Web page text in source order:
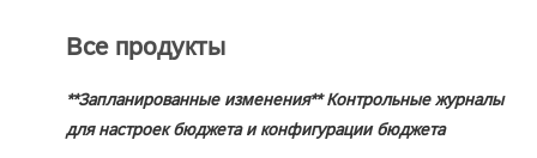
Все продукты
**Запланированные изменения** Контрольные журналы
для настроек бюджета и конфигурации бюджета